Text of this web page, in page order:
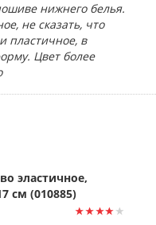
нижнего белья.
не сказать, что
пластичное, в
Цвет более
эластичное,
см (010885)